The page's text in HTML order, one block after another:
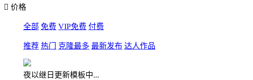
 价格
全部 免费 VIP免费 付费
推荐 热门 克隆最多 最新发布 达人作品
夜以继日更新模板中...